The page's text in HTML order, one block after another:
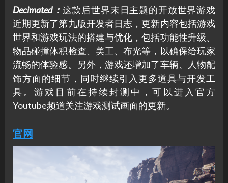
Decimated： 这款后世界末日主题的开放世界游戏
近期更新了第九版开发者日志，更新内容包括游戏
世界和游戏玩法的搭建与优化，包括功能性升级、
物品碰撞体积检查、美工、布光等，以确保给玩家
流畅的体验感。另外，游戏还增加了车辆、人物配
饰方面的细节，同时继续引入更多道具与开发工
具。游戏目前在持续封测中，可以进入官方
Youtube频道关注游戏测试画面的更新。
官网